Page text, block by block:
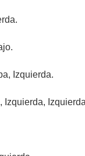
Izquierda.